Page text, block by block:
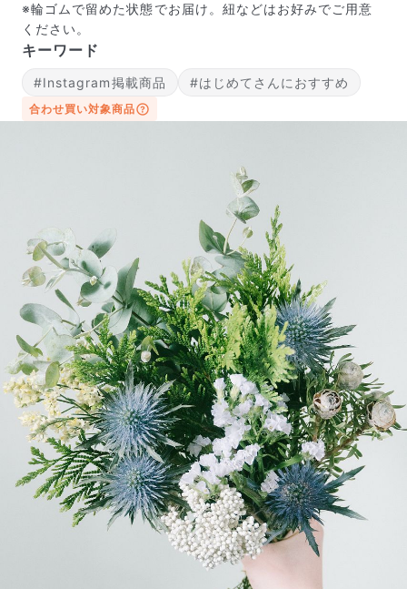
届いたお花に元気がなかったら？
もし届いたお花に「枯れている」「折れている」などの
不備があった場合は、些細なことでもお気軽にサポート
写真と同じものが届く？
商品ページに掲載している写真は、実際にお届けする商
品を撮影したものです。お花は生き物なので、どうして
も色味やサイズ・咲き方に個体差はありますが、できる
だけ写真のイメージに近いものをお届けできるように人
の目でチェックをしています。
※輪ゴムで留めた状態でお届け。紐などはお好みでご用意
ください。
キーワード
#Instagram掲載商品 #はじめてさんにおすすめ
合わせ買い対象商品